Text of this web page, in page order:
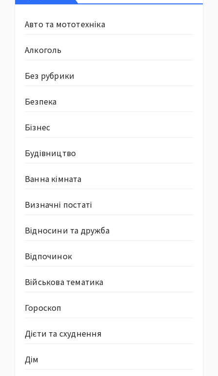
Авто та мототехніка
Алкоголь
Без рубрики
Безпека
Бізнес
Будівництво
Ванна кімната
Визначні постаті
Відносини та дружба
Відпочинок
Військова тематика
Гороскоп
Дієти та схуднення
Дім